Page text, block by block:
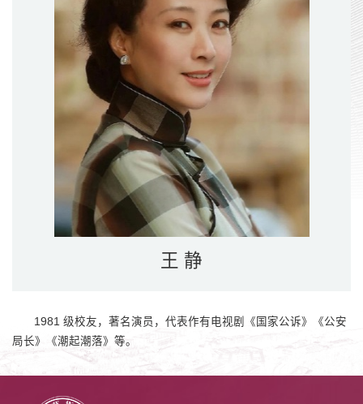
王 静
1981 级校友，著名演员，代表作有电视剧《国家公诉》《公安
局长》《潮起潮落》等。